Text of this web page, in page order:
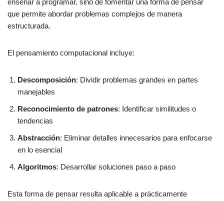
enseñar a programar, sino de fomentar una forma de pensar
que permite abordar problemas complejos de manera
estructurada.
El pensamiento computacional incluye:
Descomposición: Dividir problemas grandes en partes
manejables
Reconocimiento de patrones: Identificar similitudes o
tendencias
Abstracción: Eliminar detalles innecesarios para enfocarse
en lo esencial
Algoritmos: Desarrollar soluciones paso a paso
Esta forma de pensar resulta aplicable a prácticamente